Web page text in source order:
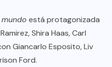
está protagonizada
Shira Haas, Carl
Giancarlo Esposito, Liv
Ford.